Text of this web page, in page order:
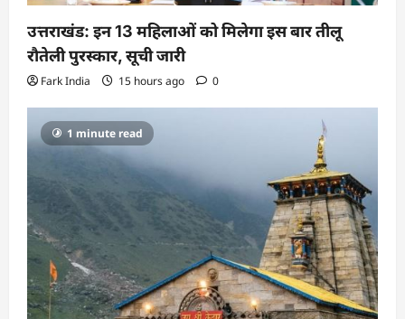
उत्तराखंड: इन 13 महिलाओं को मिलेगा इस बार तीलू
रौतेली पुरस्कार, सूची जारी
Fark India 15 hours ago 0
1 minute read